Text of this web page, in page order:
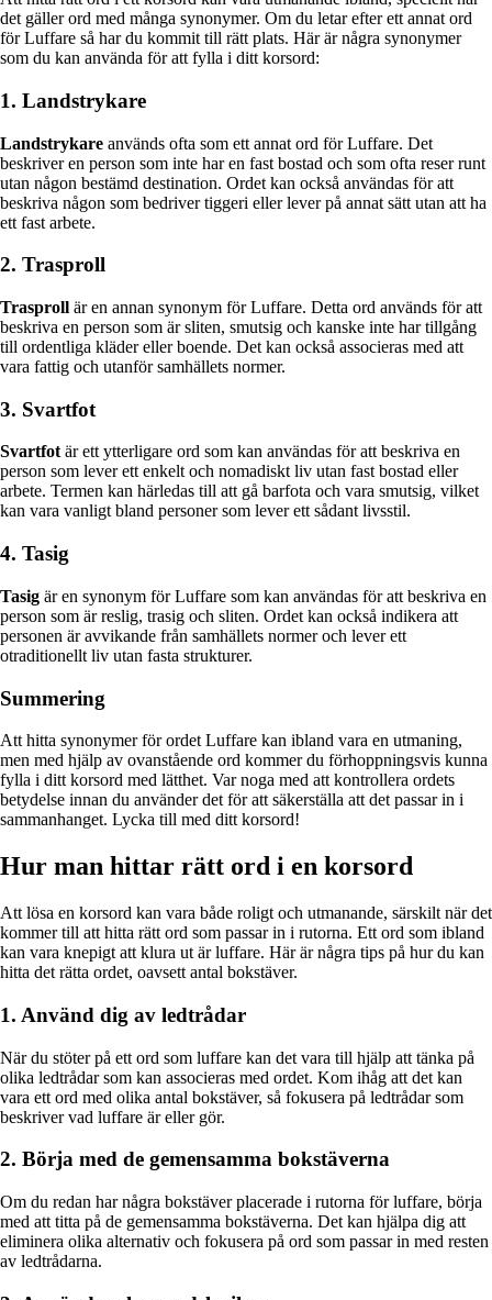
det gäller ord med många synonymer. Om du letar efter ett annat ord
för Luffare så har du kommit till rätt plats. Här är några synonymer
som du kan använda för att fylla i ditt korsord:
1. Landstrykare
Landstrykare används ofta som ett annat ord för Luffare. Det
beskriver en person som inte har en fast bostad och som ofta reser runt
utan någon bestämd destination. Ordet kan också användas för att
beskriva någon som bedriver tiggeri eller lever på annat sätt utan att ha
ett fast arbete.
2. Trasproll
Trasproll är en annan synonym för Luffare. Detta ord används för att
beskriva en person som är sliten, smutsig och kanske inte har tillgång
till ordentliga kläder eller boende. Det kan också associeras med att
vara fattig och utanför samhällets normer.
3. Svartfot
Svartfotär ett ytterligare ord som kan användas för att beskriva en
person som lever ett enkelt och nomadiskt liv utan fast bostad eller
arbete. Termen kan härledas till att gå barfota och vara smutsig, vilket
kan vara vanligt bland personer som lever ett sådant livsstil.
4. Tasig
Tasig är en synonym för Luffare som kan användas för att beskriva en
person som är reslig, trasig och sliten. Ordet kan också indikera att
personen är avvikande från samhällets normer och lever ett
otraditionellt liv utan fasta strukturer.
Summering
Att hitta synonymer för ordet Luffare kan ibland vara en utmaning,
men med hjälp av ovanstående ord kommer du förhoppningsvis kunna
fylla i ditt korsord med lätthet. Var noga med att kontrollera ordets
betydelse innan du använder det för att säkerställa att det passar in i
sammanhanget. Lycka till med ditt korsord!
Hur man hittar rätt ord i en korsord
Att lösa en korsord kan vara både roligt och utmanande, särskilt när det
kommer till att hitta rätt ord som passar in i rutorna. Ett ord som ibland
kan vara knepigt att klura ut är luffare. Här är några tips på hur du kan
hitta det rätta ordet, oavsett antal bokstäver.
1. Använd dig av ledtrådar
När du stöter på ett ord som luffare kan det vara till hjälp att tänka på
olika ledtrådar som kan associeras med ordet. Kom ihåg att det kan
vara ett ord med olika antal bokstäver, så fokusera på ledtrådar som
beskriver vad luffare är eller gör.
2. Börja med de gemensamma bokstäverna
Om du redan har några bokstäver placerade i rutorna för luffare, börja
med att titta på de gemensamma bokstäverna. Det kan hjälpa dig att
eliminera olika alternativ och fokusera på ord som passar in med resten
av ledtrådarna.